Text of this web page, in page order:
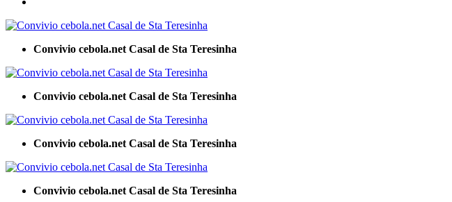
Convivio cebola.net Casal de Sta Teresinha
Convivio cebola.net Casal de Sta Teresinha
Convivio cebola.net Casal de Sta Teresinha
Convivio cebola.net Casal de Sta Teresinha